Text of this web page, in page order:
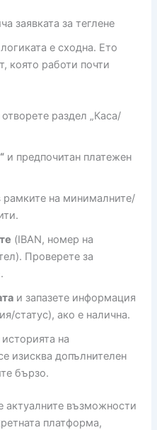
заявката за теглене
е сходна. Ето
която работи почти
отворете раздел „Каса/
и предпочитан платежен
рамките на минималните/
(IBAN, номер на
Проверете за
и запазете информация
статус), ако е налична.
историята на
изисква допълнителен
бързо.
актуалните възможности
платформа,